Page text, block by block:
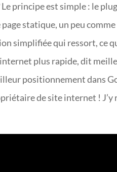
principe est simple : le
statique, un peu
simplifiée qui ressort, ce
plus rapide, dit
positionnement dans
de site internet ! J’y